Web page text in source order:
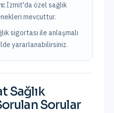
İzmit'daözel sağlık
mevcuttur.
sigortası ile anlaşmalı
yararlanabilirsiniz.
Sağlık
Sorular